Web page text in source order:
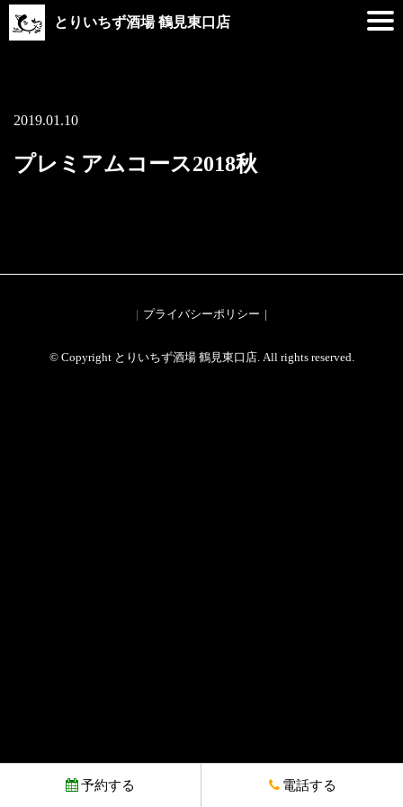
とりいちず酒場 鶴見東口店
2019.01.10
プレミアムコース2018秋
プライバシーポリシー
© Copyright とりいちず酒場 鶴見東口店. All rights reserved.
予約する 電話する